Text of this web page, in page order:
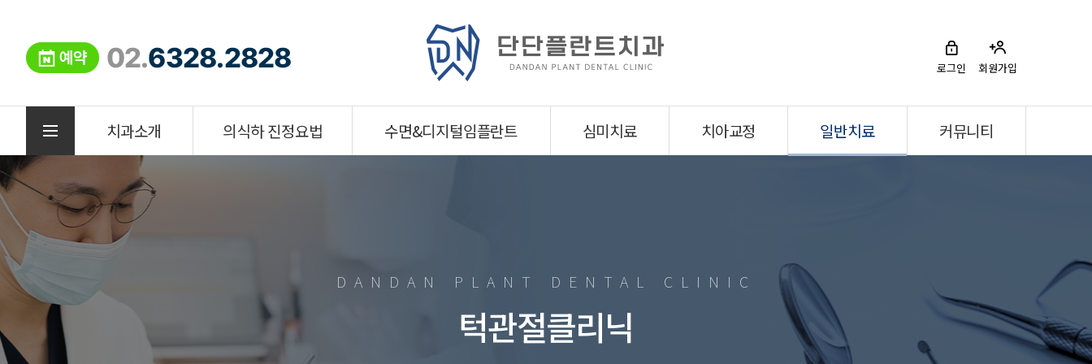
로그인 회원가입
치과소개 의식하 진정요법 수면&디지털임플란트 심미치료 치아교정 일반치료 커뮤니티
턱관절클리닉
DANDAN PLANT DENTAL CLINIC